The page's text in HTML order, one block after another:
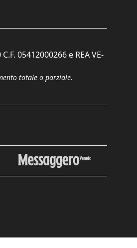
05412000266 e REA VE-
totale o parziale.